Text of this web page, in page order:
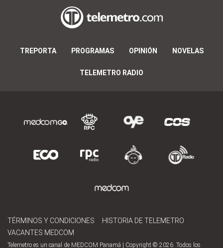
TREPORTA PROGRAMAS OPINIÓN NOVELAS
TELEMETRO RADIO
TÉRMINOS Y CONDICIONES
HISTORIA DE TELEMETRO
VACANTES MEDCOM
Telemetro es un canal de MEDCOM Panamá | Copyright © 2026. Todos los